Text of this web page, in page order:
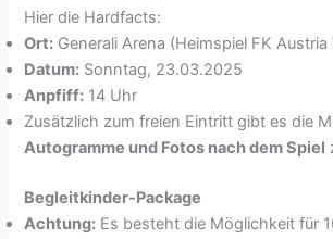
Hier die Hardfacts:
Ort: Generali Arena (Heimspiel FK Austria
Datum: Sonntag, 23.03.2025
Anpfiff: 14 Uhr
Zusätzlich zum freien Eintritt gibt es die
Autogramme und Fotos nach dem Spiel
Begleitkinder-Package
Achtung: Es besteht die Möglichkeit für